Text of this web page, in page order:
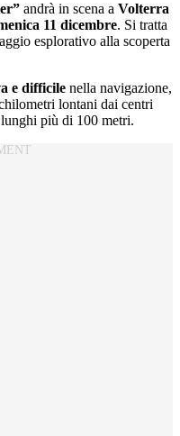
andrà in scena a Volterra
11 dicembre. Si tratta
esplorativo alla scoperta
e difficile nella navigazione,
lontani dai centri
più di 100 metri.